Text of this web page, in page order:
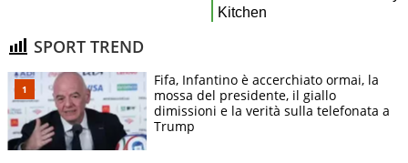
SPORT TREND
Fifa, Infantino è accerchiato ormai, la
mossa del presidente, il giallo
dimissioni e la verità sulla telefonata a
Trump